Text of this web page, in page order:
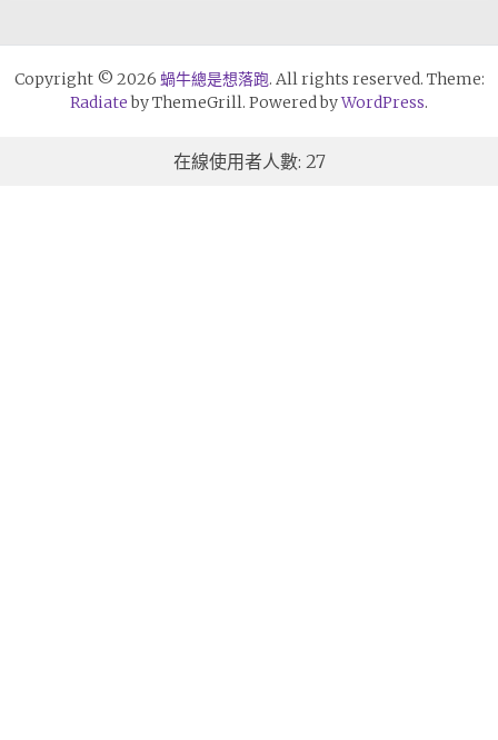
Copyright © 2026 蝸牛總是想落跑. All rights reserved. Theme:
Radiateby ThemeGrill. Powered byWordPress.
在線使用者人數: 27